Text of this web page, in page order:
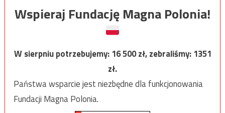
Wspieraj Fundację Magna Polonia!
W sierpniu potrzebujemy:16 500zł, zebraliśmy:1351
zł.
Państwa wsparcie jest niezbędne dla funkcjonowania
Fundacji Magna Polonia.